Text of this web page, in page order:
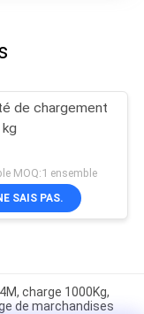
de chargement
MOQ:1 ensemble
SAIS PAS.
charge 1000Kg,
de marchandises